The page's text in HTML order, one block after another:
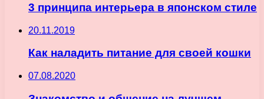
3 принципа интерьера в японском стиле
20.11.2019
Как наладить питание для своей кошки
07.08.2020